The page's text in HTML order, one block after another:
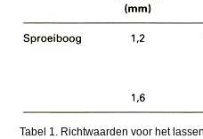
Tabel 1. Richtwaarden voor het